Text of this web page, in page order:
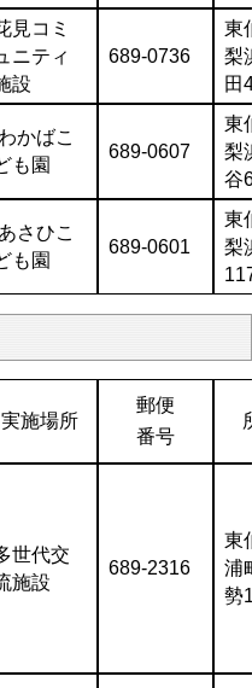
見コミ
ニティ
設
689-0736
東
梨
田4
わかばこ
も園
689-0607
東
梨
谷
あさひこ
も園
689-0601
東
梨
実施場所
郵便
番号
世代交
施設
689-2316
東
浦
勢